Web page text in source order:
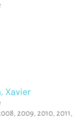
Xavier
2009 2010 2011